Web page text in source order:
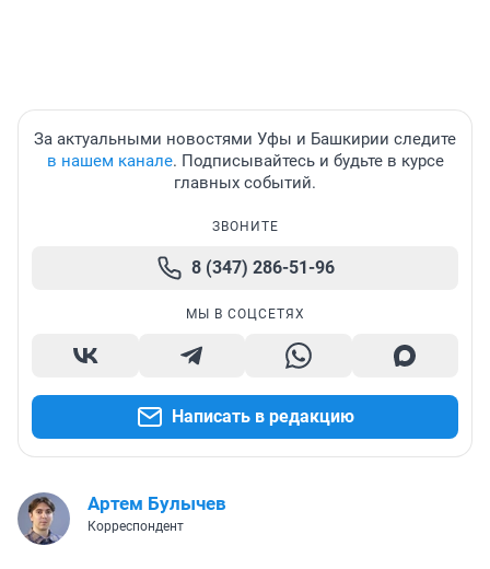
За актуальными новостями Уфы и Башкирии следите
в нашем канале. Подписывайтесь и будьте в курсе
главных событий.
ЗВОНИТЕ
8 (347) 286-51-96
МЫ В СОЦСЕТЯХ
Написать в редакцию
Артем Булычев
Корреспондент